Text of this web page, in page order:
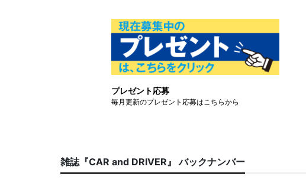
プレゼント応募
毎月更新のプレゼント応募はこちらから
雑誌『CAR and DRIVER』 バックナンバー